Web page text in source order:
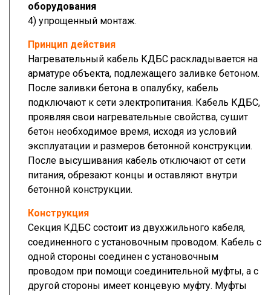
оборудования
4) упрощенный монтаж.
Принцип действия
Нагревательный кабель КДБС раскладывается на
арматуре объекта, подлежащего заливке бетоном.
После заливки бетона в опалубку, кабель
подключают к сети электропитания. Кабель КДБС,
проявляя свои нагревательные свойства, сушит
бетон необходимое время, исходя из условий
эксплуатации и размеров бетонной конструкции.
После высушивания кабель отключают от сети
питания, обрезают концы и оставляют внутри
бетонной конструкции.
Конструкция
Секция КДБС состоит из двухжильного кабеля,
соединенного с установочным проводом. Кабель с
одной стороны соединен с установочным
проводом при помощи соединительной муфты, а с
другой стороны имеет концевую муфту. Муфты